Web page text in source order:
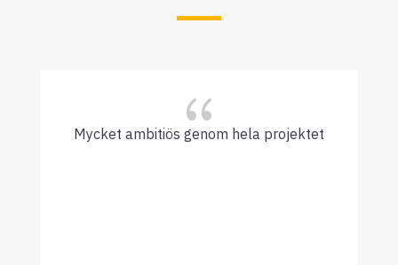
{
Mycket ambitiös genom hela projektet